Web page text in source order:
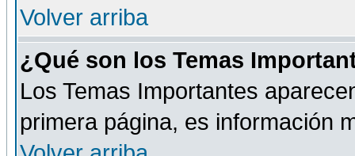
Volver arriba
¿Qué son los Temas
Los Temas Importantes
primera página, es información